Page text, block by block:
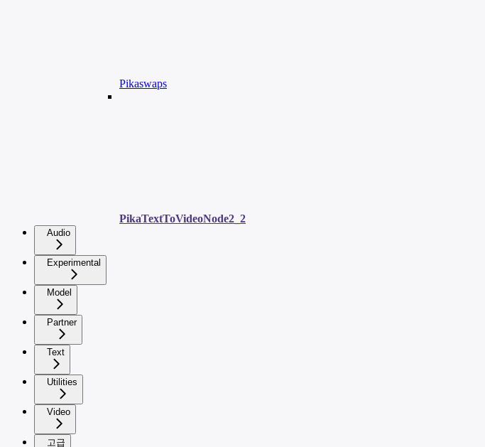
Pikaswaps
PikaTextToVideoNode2_2
Audio
Experimental
Model
Partner
Text
Utilities
Video
고급